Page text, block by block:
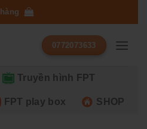
0772073633
Truyền hình FPT
FPT play box SHOP